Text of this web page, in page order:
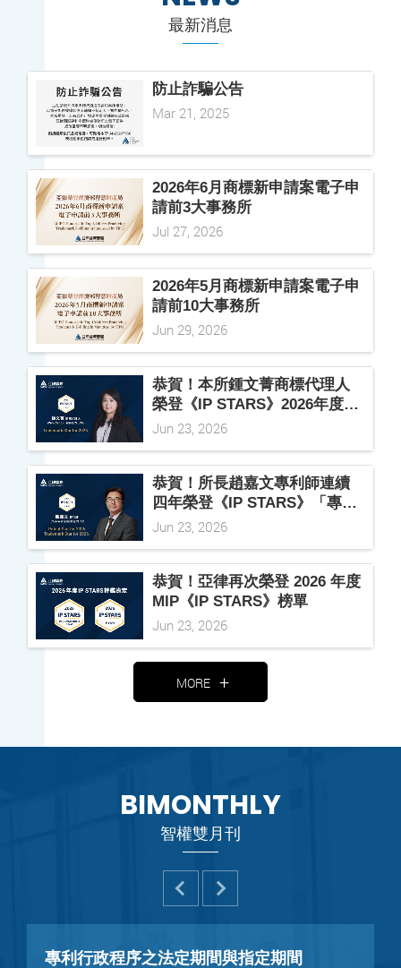
最新消息
防止詐騙公告
Mar 21, 2025
2026年6月商標新申請案電子申
請前3大事務所
Jul 27, 2026
2026年5月商標新申請案電子申
請前10大事務所
Jun 29, 2026
恭賀！本所鍾文菁商標代理人
榮登《IP STARS》2026年度
「商標之星」殊榮
Jun 23, 2026
恭賀！所長趙嘉文專利師連續
四年榮登《IP STARS》「專利
之星」與「商標之星」
Jun 23, 2026
恭賀！亞律再次榮登 2026 年度
MIP《IP STARS》榜單
Jun 23, 2026
MORE
BIMONTHLY
智權雙月刊
期間與指定期間
電商侵權爭議實務解析（